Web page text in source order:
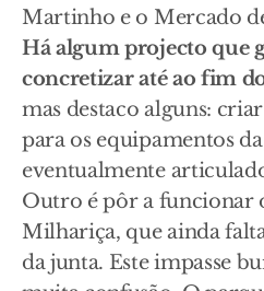
Martinho e o Mercado
Há algum projecto que
concretizar até ao fim
mas destaco alguns:
para os equipamentos
eventualmente
Outro é pôr a funcionar
Milhariça, que ainda
da junta. Este impasse